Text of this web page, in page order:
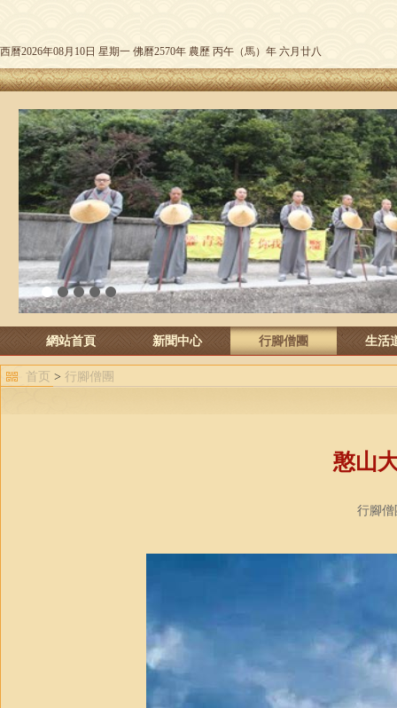
西曆2026年08月10日 星期一 佛曆2570年 農歷 丙午（馬）年 六月廿八
1 2 3 4 5
網站首頁 新聞中心 行腳僧團 生活
首页 > 行腳僧團
憨山
行腳僧